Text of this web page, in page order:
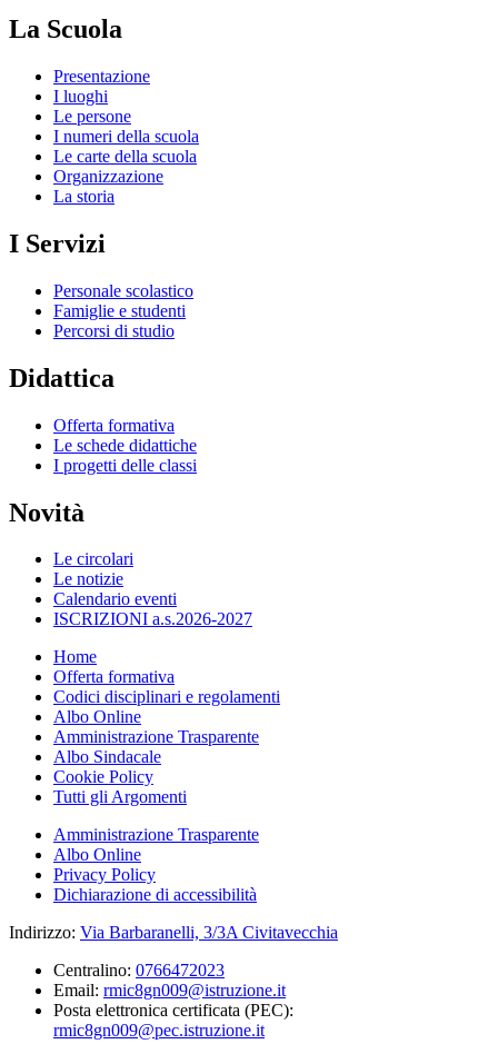
La Scuola
Presentazione
I luoghi
Le persone
I numeri della scuola
Le carte della scuola
Organizzazione
La storia
I Servizi
Personale scolastico
Famiglie e studenti
Percorsi di studio
Didattica
Offerta formativa
Le schede didattiche
I progetti delle classi
Novità
Le circolari
Le notizie
Calendario eventi
ISCRIZIONI a.s.2026-2027
Home
Offerta formativa
Codici disciplinari e regolamenti
Albo Online
Amministrazione Trasparente
Albo Sindacale
Cookie Policy
Tutti gli Argomenti
Amministrazione Trasparente
Albo Online
Privacy Policy
Dichiarazione di accessibilità
Indirizzo: Via Barbaranelli, 3/3A Civitavecchia
Centralino: 0766472023
Email: rmic8gn009@istruzione.it
Posta elettronica certificata (PEC):
rmic8gn009@pec.istruzione.it